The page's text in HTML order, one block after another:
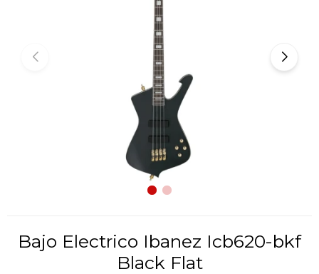
Bajo Electrico Ibanez Icb620-bkf
Black Flat